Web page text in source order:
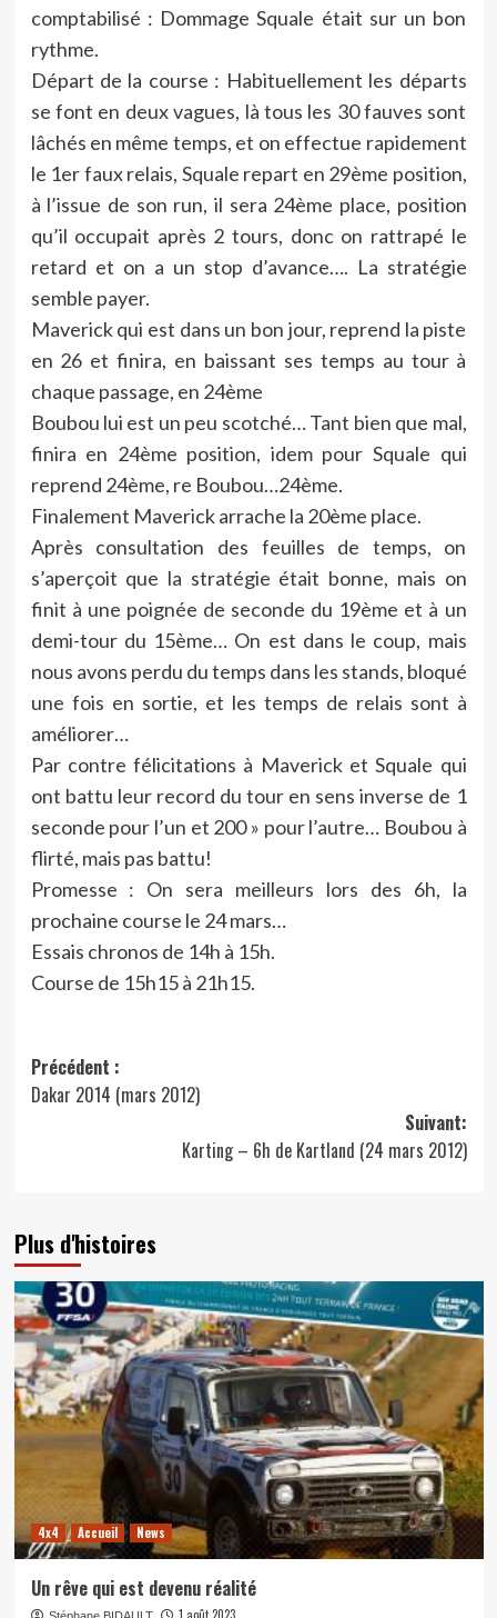
comptabilisé : Dommage Squale était sur un bon
rythme.
Départ de la course : Habituellement les départs
se font en deux vagues, là tous les 30 fauves sont
lâchés en même temps, et on effectue rapidement
le 1er faux relais, Squale repart en 29ème position,
à l’issue de son run, il sera 24ème place, position
qu’il occupait après 2 tours, donc on rattrapé le
retard et on a un stop d’avance…. La stratégie
semble payer.
Maverick qui est dans un bon jour, reprend la piste
en 26 et finira, en baissant ses temps au tour à
chaque passage, en 24ème
Boubou lui est un peu scotché… Tant bien que mal,
finira en 24ème position, idem pour Squale qui
reprend 24ème, re Boubou…24ème.
Finalement Maverick arrache la 20ème place.
Après consultation des feuilles de temps, on
s’aperçoit que la stratégie était bonne, mais on
finit à une poignée de seconde du 19ème et à un
demi-tour du 15ème… On est dans le coup, mais
nous avons perdu du temps dans les stands, bloqué
une fois en sortie, et les temps de relais sont à
améliorer…
Par contre félicitations à Maverick et Squale qui
ont battu leur record du tour en sens inverse de 1
seconde pour l’un et 200 » pour l’autre… Boubou à
flirté, mais pas battu!
Promesse : On sera meilleurs lors des 6h, la
prochaine course le 24 mars…
Essais chronos de 14h à 15h.
Course de 15h15 à 21h15.
Navigation
d’article
Précédent :
Dakar 2014 (mars 2012)
Suivant:
Karting – 6h de Kartland (24 mars 2012)
Plus d'histoires
4x4 Accueil News
Un rêve qui est devenu réalité